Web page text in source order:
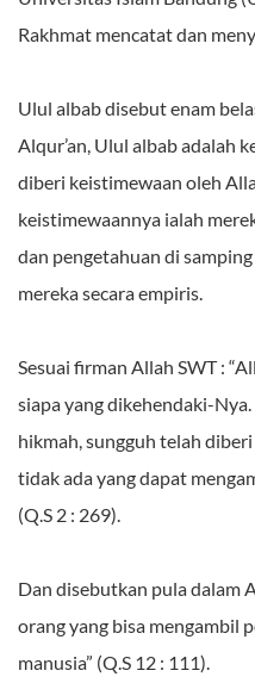
Rakhmat mencatat dan
Ulul albab disebut enam
Alqur’an, Ulul albab adalah
diberi keistimewaan oleh
keistimewaannya ialah
dan pengetahuan di
mereka secara empiris.
Sesuai firman Allah SWT :
siapa yang dikehendaki-
hikmah, sungguh telah
tidak ada yang dapat
(Q.S 2 : 269).
Dan disebutkan pula dalam
orang yang bisa mengambil
manusia” (Q.S 12 : 111).